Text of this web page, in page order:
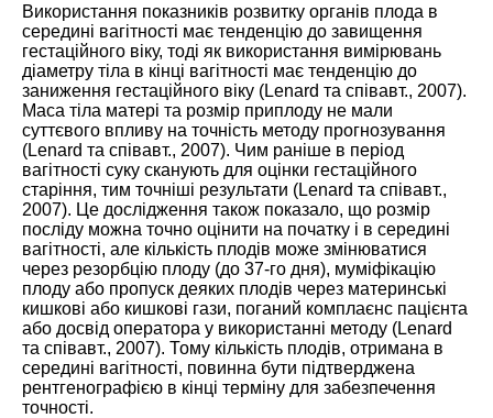
Використання показників розвитку органів плода в
середині вагітності має тенденцію до завищення
гестаційного віку, тоді як використання вимірювань
діаметру тіла в кінці вагітності має тенденцію до
заниження гестаційного віку (Lenard та співавт., 2007).
Маса тіла матері та розмір приплоду не мали
суттєвого впливу на точність методу прогнозування
(Lenard та співавт., 2007). Чим раніше в період
вагітності суку сканують для оцінки гестаційного
старіння, тим точніші результати (Lenard та співавт.,
2007). Це дослідження також показало, що розмір
посліду можна точно оцінити на початку і в середині
вагітності, але кількість плодів може змінюватися
через резорбцію плоду (до 37-го дня), муміфікацію
плоду або пропуск деяких плодів через материнські
кишкові або кишкові гази, поганий комплаєнс пацієнта
або досвід оператора у використанні методу (Lenard
та співавт., 2007). Тому кількість плодів, отримана в
середині вагітності, повинна бути підтверджена
рентгенографією в кінці терміну для забезпечення
точності.